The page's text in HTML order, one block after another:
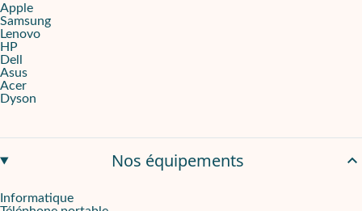
Apple
Samsung
Lenovo
HP
Dell
Asus
Acer
Dyson
Nos équipements
Informatique